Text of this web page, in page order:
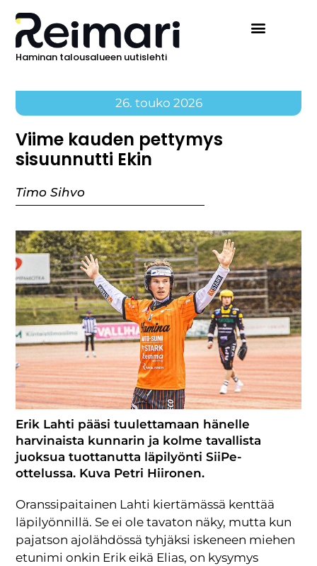
Haminan talousalueen uutislehti
26. touko 2026
Viime kauden pettymys
sisuunnutti Ekin
Timo Sihvo
Erik Lahti pääsi tuulettamaan hänelle
harvinaista kunnarin ja kolme tavallista
juoksua tuottanutta läpilyönti SiiPe-
ottelussa. Kuva Petri Hiironen.
Oranssipaitainen Lahti kiertämässä kenttää
läpilyönnillä. Se ei ole tavaton näky, mutta kun
pajatson ajolähdössä tyhjäksi iskeneen miehen
etunimi onkin Erik eikä Elias, on kysymys